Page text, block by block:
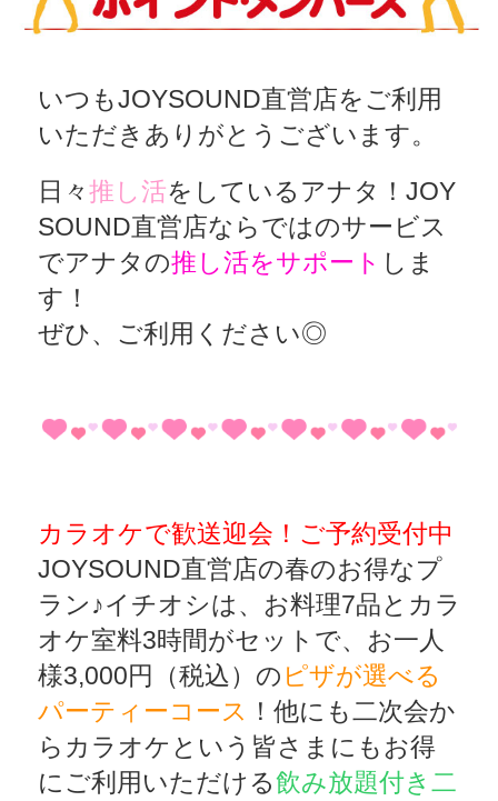
いつもJOYSOUND直営店をご利用
いただきありがとうございます。
日々推し活をしているアナタ！JOY
SOUND直営店ならではのサービス
でアナタの推し活をサポート しま
す！
ぜひ、ご利用ください◎
カラオケで歓送迎会！ご予約受付中
JOYSOUND直営店の春のお得なプ
ラン♪イチオシは、お料理7品とカラ
オケ室料3時間がセットで、お一人
様3,000円（税込）の ピザが選べる
パーティーコース ！他にも二次会か
らカラオケという皆さまにもお得
にご利用いただける飲み放題付き二